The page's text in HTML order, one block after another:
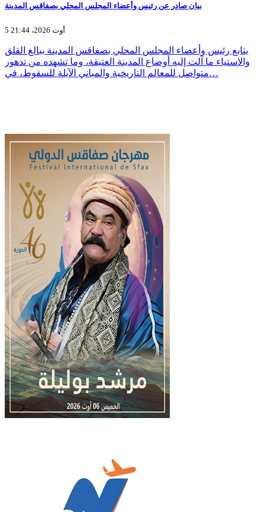
بيان صادر عن رئيس وأعضاء المجلس المحلي بصفاقس المدينة
5 أوت 2026، 21:44
يتابع رئيس وأعضاء المجلس المحلي بصفاقس المدينة ببالغ القلق
والاستياء ما آلت إليه أوضاع المدينة العتيقة، وما تشهده من تدهور
متواصل للمعالم التاريخية والمباني الآيلة للسقوط، في…